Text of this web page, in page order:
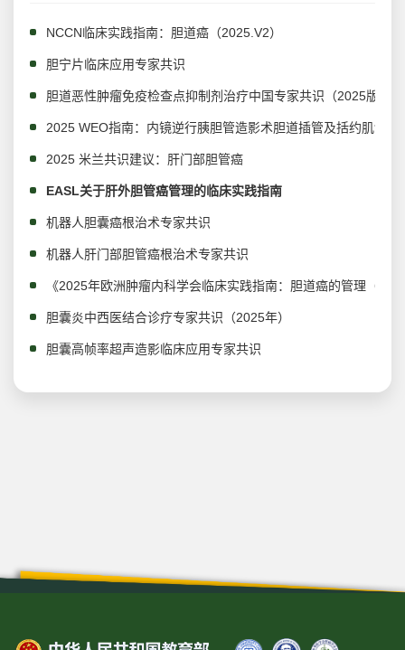
NCCN临床实践指南：胆道癌（2025.V2）
胆宁片临床应用专家共识
胆道恶性肿瘤免疫检查点抑制剂治疗中国专家共识（2025版）
2025 WEO指南：内镜逆行胰胆管造影术胆道插管及括约肌切开
2025 米兰共识建议：肝门部胆管癌
EASL关于肝外胆管癌管理的临床实践指南
机器人胆囊癌根治术专家共识
机器人肝门部胆管癌根治术专家共识
《2025年欧洲肿瘤内科学会临床实践指南：胆道癌的管理（中
胆囊炎中西医结合诊疗专家共识（2025年）
胆囊高帧率超声造影临床应用专家共识